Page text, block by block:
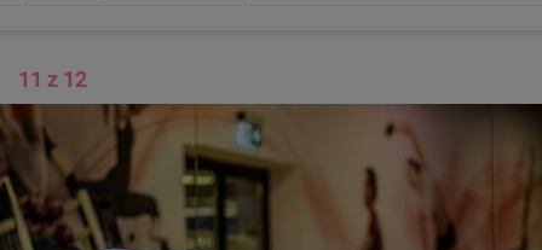
11 z 12